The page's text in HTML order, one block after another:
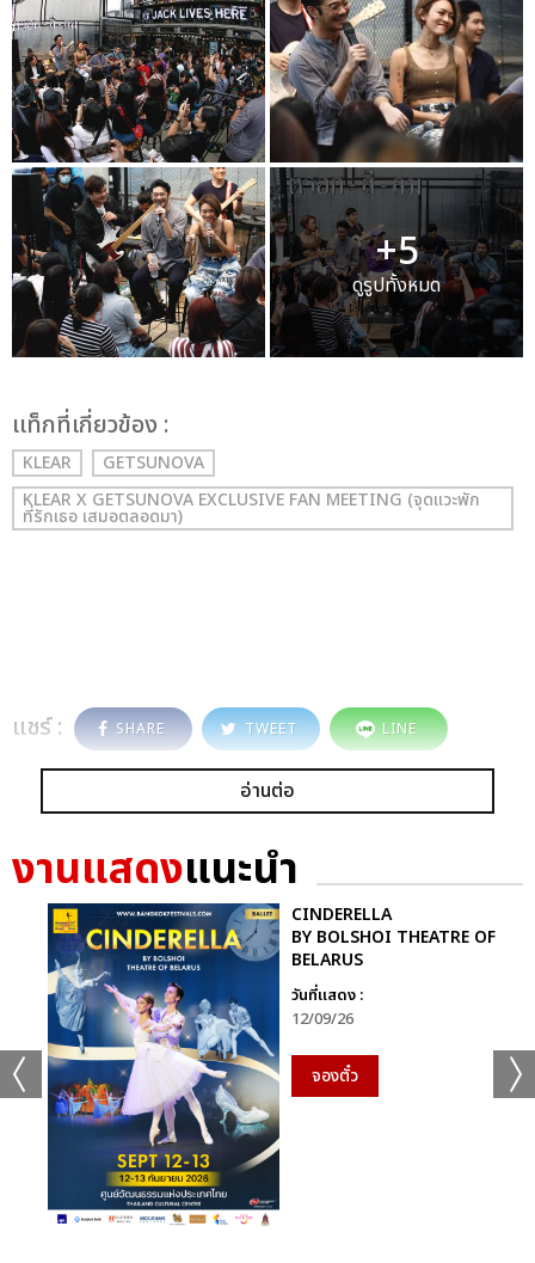
+5
ดูรูปทั้งหมด
เเท็กที่เกี่ยวข้อง :
KLEAR
GETSUNOVA
KLEAR X GETSUNOVA EXCLUSIVE FAN MEETING (จุดแวะพัก
ที่รักเธอ เสมอตลอดมา)
แชร์ : SHARE TWEET LINE
อ่านต่อ
งานแสดงแนะนำ
CINDERELLA
BY BOLSHOI THEATRE OF
BELARUS
วันที่แสดง :
12/09/26
จองตั๋ว